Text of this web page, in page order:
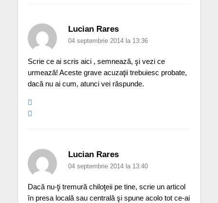
Lucian Rares
04 septembrie 2014 la 13:36
Scrie ce ai scris aici , semnează, şi vezi ce
urmează! Aceste grave acuzaţii trebuiesc probate,
dacă nu ai cum, atunci vei răspunde.
Lucian Rares
04 septembrie 2014 la 13:40
Dacă nu-ţi tremură chiloţeii pe tine, scrie un articol
în presa locală sau centrală şi spune acolo tot ce-ai